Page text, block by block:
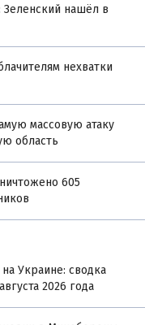
нашёл в
нехватки
массовую атаку
область
605
Украине: сводка
2026 года